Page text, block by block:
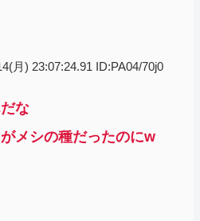
月) 23:07:24.91 ID:PA04/70j0
な
メシの種だったのにw